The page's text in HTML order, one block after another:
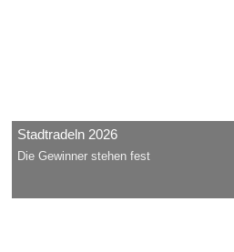
Stadtradeln 2026
Die Gewinner stehen fest